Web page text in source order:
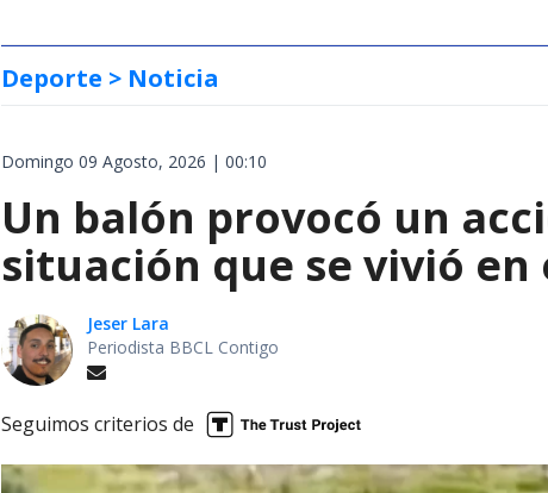
Deporte > Noticia
Domingo 09 Agosto, 2026 | 00:10
Un balón provocó un
situación que se vivió
Jeser Lara
Periodista BBCL Contigo
Seguimos criterios de